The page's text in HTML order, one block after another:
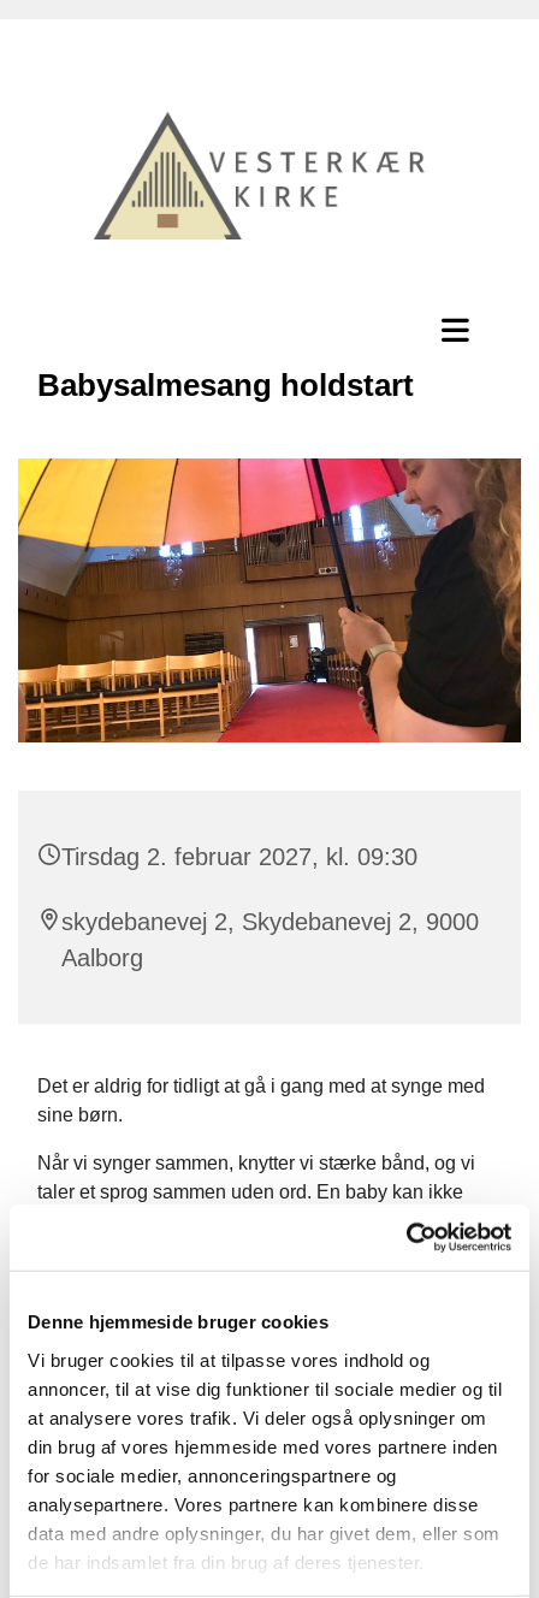
Denne hjemmeside bruger cookies
Vi bruger cookies til at tilpasse vores indhold og
annoncer, til at vise dig funktioner til sociale medier og til
at analysere vores trafik. Vi deler også oplysninger om
din brug af vores hjemmeside med vores partnere inden
for sociale medier, annonceringspartnere og
analysepartnere. Vores partnere kan kombinere disse
data med andre oplysninger, du har givet dem, eller som
de har indsamlet fra din brug af deres tjenester.
Babysalmesang holdstart
Tirsdag 2. februar 2027, kl. 09:30
skydebanevej 2, Skydebanevej 2, 9000
Aalborg
Det er aldrig for tidligt at gå i gang med at synge med
sine børn.
Når vi synger sammen, knytter vi stærke bånd, og vi
taler et sprog sammen uden ord. En baby kan ikke
nødvendigvis nogen ord overhovedet, men de forstår
farver, former, toner, fornemmelser og meget mere. Vi
skal synge en masse vidunderlige salmer, mens vi er
med musikalske oplevelser vil der være en bid brød,
kaffe og en hyggelig stund til en god snak.
Holdet starter den 2. februar og kører til og med den
20. april (ferier undtaget).
Det er gratis at deltage, men man skal tilmeldes via
hjemmesiden. Da der er begrænsning på antallet pr.
hold, forpligter man sig til at komme, og man skal
melde sig fra, hvis man ikke kan deltage alligevel!